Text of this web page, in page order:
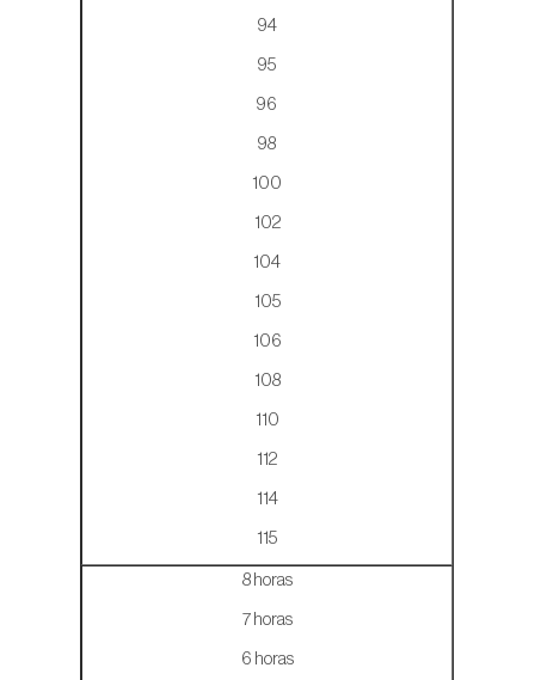
94
95
96
98
100
102
104
105
106
108
110
112
114
115
8 horas
7 horas
6 horas